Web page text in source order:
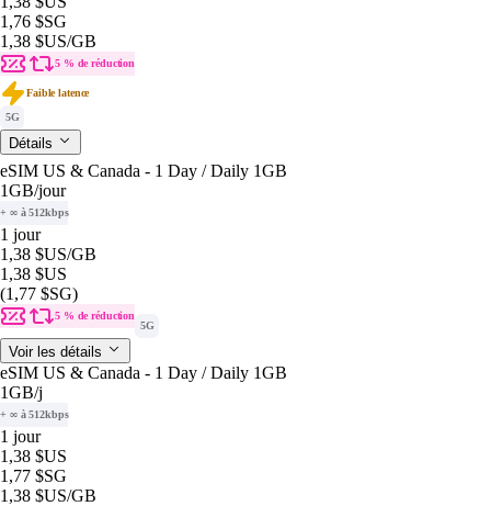
1,76 $SG
1,38 $US/GB
5 % de réduction
Faible latence
5G
Détails
eSIM US & Canada - 1 Day / Daily 1GB
1GB/jour
+ ∞ à 512kbps
1 jour
1,38 $US/GB
1,38 $US
(1,77 $SG)
5 % de réduction
5G
Voir les détails
eSIM US & Canada - 1 Day / Daily 1GB
1GB/j
+ ∞ à 512kbps
1 jour
1,38 $US
1,77 $SG
1,38 $US/GB